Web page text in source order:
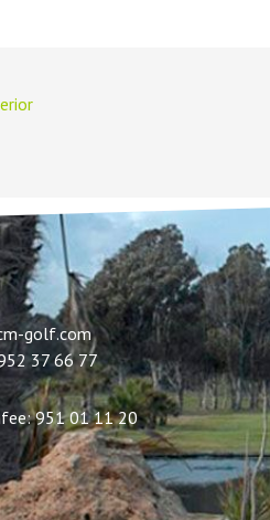
golf.com
37 66 77
951 01 11 20